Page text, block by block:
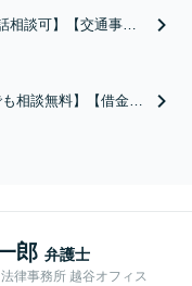
相談可】【交通事
請、示談交渉までさ
ができます。交通事
も相談無料】【借金問
とも大事だと考え、
安くすることにこだ
。
郎 弁護士
律事務所 越谷オフィス